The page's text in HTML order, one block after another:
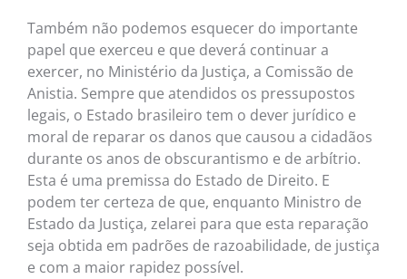
Também não podemos esquecer do importante
papel que exerceu e que deverá continuar a
exercer, no Ministério da Justiça, a Comissão de
Anistia. Sempre que atendidos os pressupostos
legais, o Estado brasileiro tem o dever jurídico e
moral de reparar os danos que causou a cidadãos
durante os anos de obscurantismo e de arbítrio.
Esta é uma premissa do Estado de Direito. E
podem ter certeza de que, enquanto Ministro de
Estado da Justiça, zelarei para que esta reparação
seja obtida em padrões de razoabilidade, de justiça
e com a maior rapidez possível.